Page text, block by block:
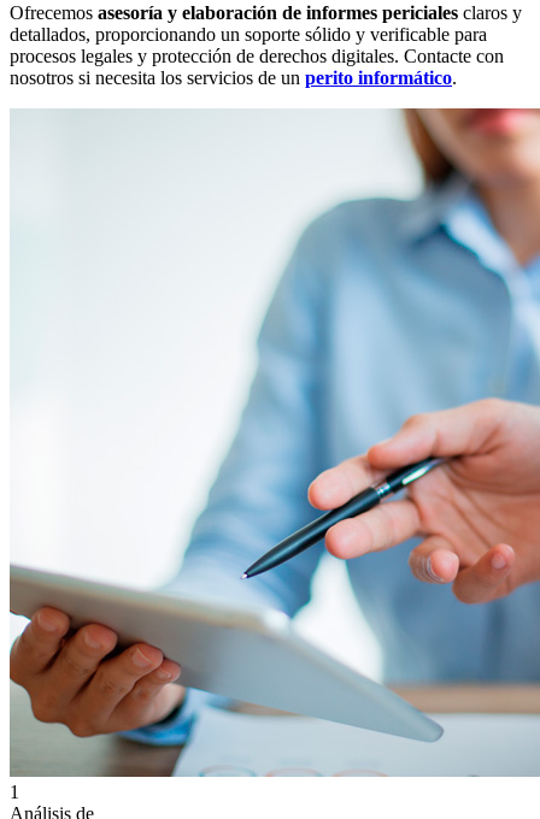
Ofrecemos asesoría y elaboración de informes periciales claros y
detallados, proporcionando un soporte sólido y verificable para
procesos legales y protección de derechos digitales. Contacte con
nosotros si necesita los servicios de un perito informático.
1
Análisis de